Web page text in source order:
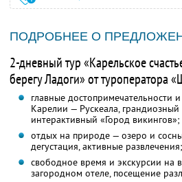
ПОДРОБНЕЕ О
2-дневный тур «Карельское
берегу Ладоги» от туроператора
главные достопримечательности
Карелии — Рускеала,
интерактивный «Город викингов»;
отдых на природе — озеро и
дегустация, активные развлечения;
свободное время и экскурсии на
загородном отеле, посещение